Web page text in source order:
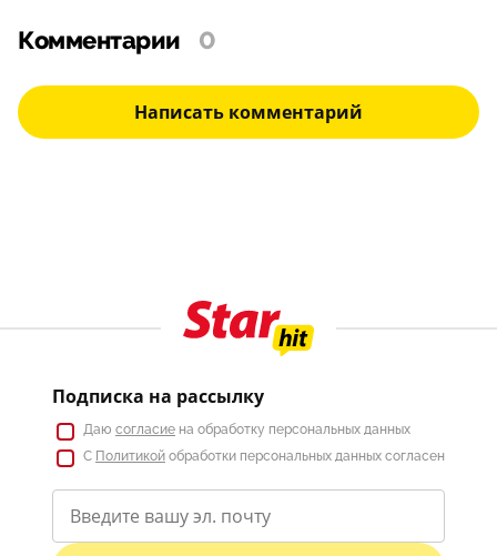
Комментарии 0
Написать комментарий
Подписка на рассылку
Даю согласие на обработку персональных данных
С Политикой обработки персональных данных согласен